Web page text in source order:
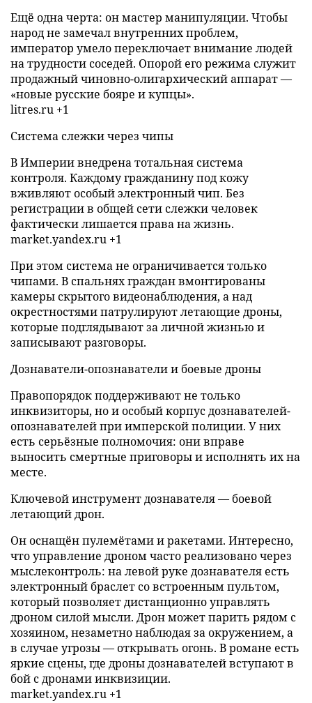
Ещё одна черта: он мастер манипуляции. Чтобы
народ не замечал внутренних проблем,
император умело переключает внимание людей
на трудности соседей. Опорой его режима служит
продажный чиновно-олигархический аппарат —
«новые русские бояре и купцы».
litres.ru +1
Система слежки через чипы
В Империи внедрена тотальная система
контроля. Каждому гражданину под кожу
вживляют особый электронный чип. Без
регистрации в общей сети слежки человек
фактически лишается права на жизнь.
market.yandex.ru +1
При этом система не ограничивается только
чипами. В спальнях граждан вмонтированы
камеры скрытого видеонаблюдения, а над
окрестностями патрулируют летающие дроны,
которые подглядывают за личной жизнью и
записывают разговоры.
Дознаватели-опознаватели и боевые дроны
Правопорядок поддерживают не только
инквизиторы, но и особый корпус дознавателей-
опознавателей при имперской полиции. У них
есть серьёзные полномочия: они вправе
выносить смертные приговоры и исполнять их на
месте.
Ключевой инструмент дознавателя — боевой
летающий дрон.
Он оснащён пулемётами и ракетами. Интересно,
что управление дроном часто реализовано через
мыслеконтроль: на левой руке дознавателя есть
электронный браслет со встроенным пультом,
который позволяет дистанционно управлять
дроном силой мысли. Дрон может парить рядом с
хозяином, незаметно наблюдая за окружением, а
в случае угрозы — открывать огонь. В романе есть
яркие сцены, где дроны дознавателей вступают в
бой с дронами инквизиции.
market.yandex.ru +1